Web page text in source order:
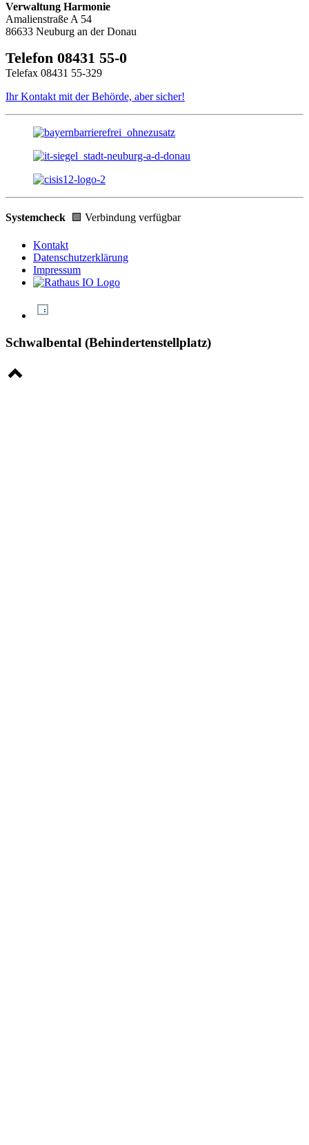
Verwaltung Harmonie
Amalienstraße A 54
86633 Neuburg an der Donau
Telefon 08431 55-0
Telefax 08431 55-329
Ihr Kontakt mit der Behörde, aber sicher!
Systemcheck 🟩 Verbindung verfügbar
Kontakt
Datenschutzerklärung
Impressum
Schwalbental (Behindertenstellplatz)